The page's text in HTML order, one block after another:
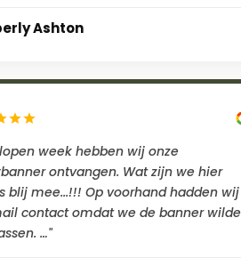
Ashton
week hebben wij onze
ontvangen. Wat zijn we hier
blij mee...!!! Op voorhand hadden wij
contact omdat we de banner wilde
…"